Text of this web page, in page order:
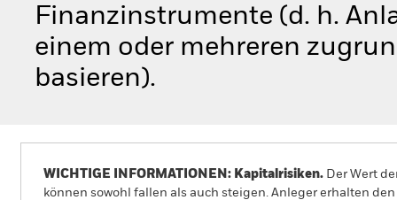
Finanzinstrumente (d. h.
einem oder mehreren
basieren).
WICHTIGE INFORMATIONEN: Kapitalrisiken. Der Wert
können sowohl fallen als auch steigen. Anleger erhalten